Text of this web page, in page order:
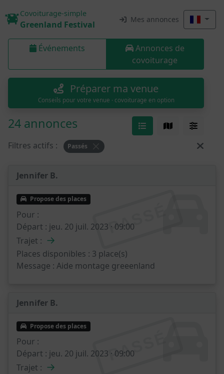
Covoiturage-simple
Greenland Festival Mes annonces
Événements
Annonces de
covoiturage
Préparer ma venue
Conseils pour votre venue · covoiturage en option
24 annonces
Filtres actifs : Passés
Jennifer B.
PASSÉ
Propose des places
Pour :
Départ : jeu. 20 juil. 2023 · 09:00
Trajet : →
Places disponibles : 3 place(s)
Message : Aide montage greeenland
Jennifer B.
PASSÉ
Propose des places
Pour :
Départ : jeu. 20 juil. 2023 · 09:00
Trajet : →